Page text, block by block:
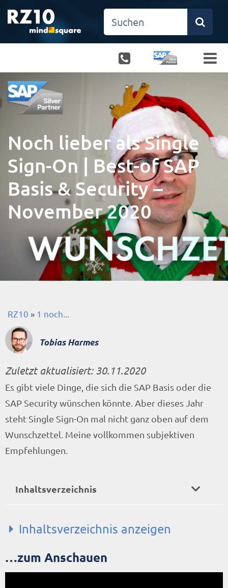
Noch lieber als Single
Sign-On | Best-of SAP
Basis & Security –
November 2020
RZ10 » 1 noch...
Tobias Harmes
Zuletzt aktualisiert: 30.11.2020
Es gibt viele Dinge, die sich die SAP Basis oder die
SAP Security wünschen könnte. Aber dieses Jahr
steht Single Sign-On mal nicht ganz oben auf dem
Wunschzettel. Meine vollkommen subjektiven
Empfehlungen.
Inhaltsverzeichnis
Inhaltsverzeichnis anzeigen
...zum Anschauen
…zum Anschauen